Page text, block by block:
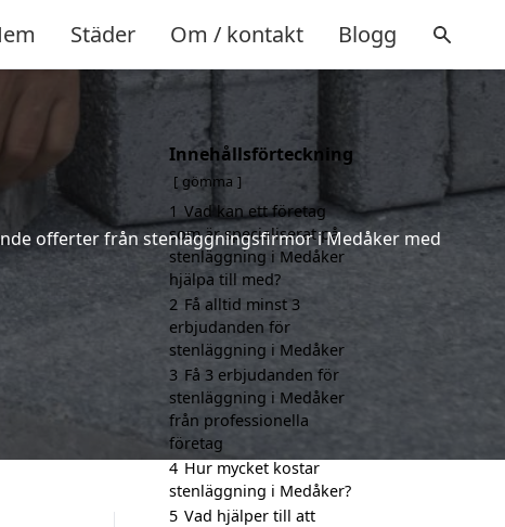
Städer Om / kontakt Blogg
offerter från stenläggningsfirmor i Medåker med
Innehållsförteckning
gömma
1 Vad kan ett företag
som är specialiserat på
stenläggning i Medåker
hjälpa till med?
2 Få alltid minst 3
erbjudanden för
stenläggning i Medåker
3 Få 3 erbjudanden för
stenläggning i Medåker
från professionella
företag
4 Hur mycket kostar
stenläggning i Medåker?
5 Vad hjälper till att